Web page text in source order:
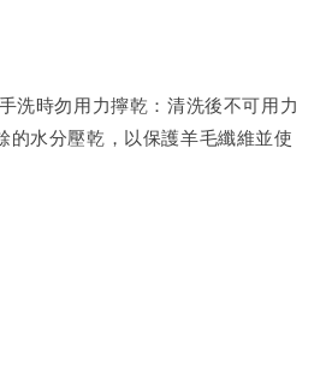
洗時勿用力擰乾：清洗後不可用力
的水分壓乾，以保護羊毛纖維並使